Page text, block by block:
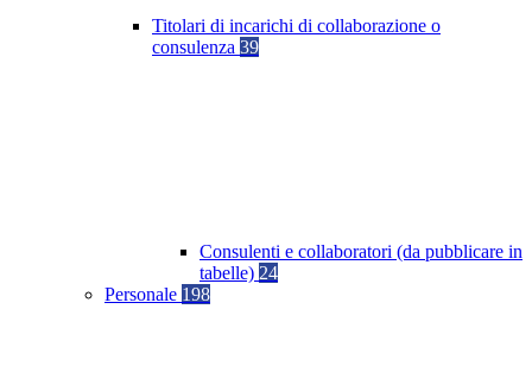
Titolari di incarichi di collaborazione o
consulenza 39
Consulenti e collaboratori (da pubblicare in
tabelle) 24
Personale 198